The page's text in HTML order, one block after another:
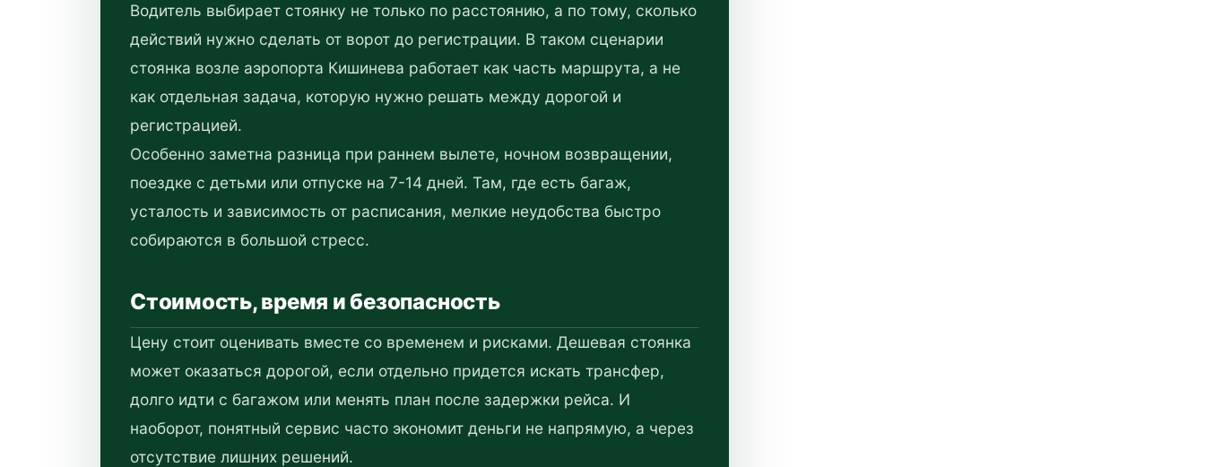
Водитель выбирает стоянку не только по расстоянию, а по тому, сколько
действий нужно сделать от ворот до регистрации. В таком сценарии
стоянка возле аэропорта Кишинева работает как часть маршрута, а не
как отдельная задача, которую нужно решать между дорогой и
регистрацией.
Особенно заметна разница при раннем вылете, ночном возвращении,
поездке с детьми или отпуске на 7-14 дней. Там, где есть багаж,
усталость и зависимость от расписания, мелкие неудобства быстро
собираются в большой стресс.
Стоимость, время и безопасность
Цену стоит оценивать вместе со временем и рисками. Дешевая стоянка
может оказаться дорогой, если отдельно придется искать трансфер,
долго идти с багажом или менять план после задержки рейса. И
наоборот, понятный сервис часто экономит деньги не напрямую, а через
отсутствие лишних решений.